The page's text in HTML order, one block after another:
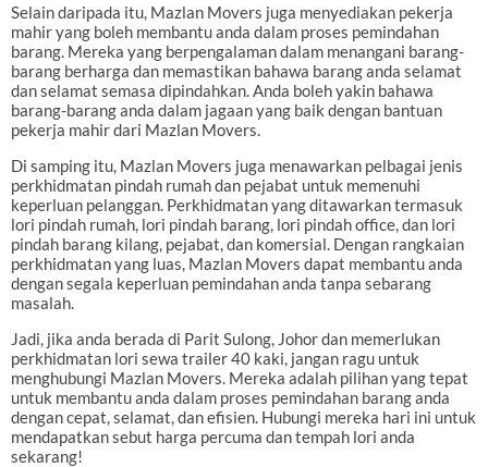
Selain daripada itu, Mazlan Movers juga menyediakan pekerja
mahir yang boleh membantu anda dalam proses pemindahan
barang. Mereka yang berpengalaman dalam menangani barang-
barang berharga dan memastikan bahawa barang anda selamat
dan selamat semasa dipindahkan. Anda boleh yakin bahawa
barang-barang anda dalam jagaan yang baik dengan bantuan
pekerja mahir dari Mazlan Movers.
Di samping itu, Mazlan Movers juga menawarkan pelbagai jenis
perkhidmatan pindah rumah dan pejabat untuk memenuhi
keperluan pelanggan. Perkhidmatan yang ditawarkan termasuk
lori pindah rumah, lori pindah barang, lori pindah office, dan lori
pindah barang kilang, pejabat, dan komersial. Dengan rangkaian
perkhidmatan yang luas, Mazlan Movers dapat membantu anda
dengan segala keperluan pemindahan anda tanpa sebarang
masalah.
Jadi, jika anda berada di Parit Sulong, Johor dan memerlukan
perkhidmatan lori sewa trailer 40 kaki, jangan ragu untuk
menghubungi Mazlan Movers. Mereka adalah pilihan yang tepat
untuk membantu anda dalam proses pemindahan barang anda
dengan cepat, selamat, dan efisien. Hubungi mereka hari ini untuk
mendapatkan sebut harga percuma dan tempah lori anda
sekarang!